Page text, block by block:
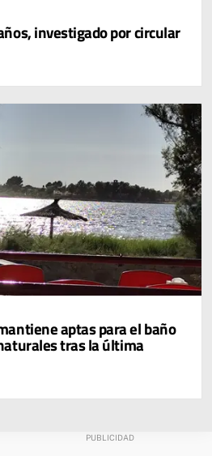
investigado por circular
aptas para el baño
tras la última